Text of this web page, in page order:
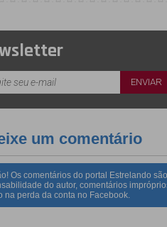
um comentário
Os comentários do portal Estrelando
do autor, comentários
na perda da conta no Facebook.